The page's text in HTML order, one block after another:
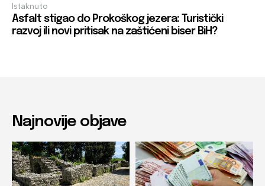
Istaknuto
Asfalt stigao do Prokoškog jezera: Turistički
razvoj ili novi pritisak na zaštićeni biser BiH?
Najnovije objave